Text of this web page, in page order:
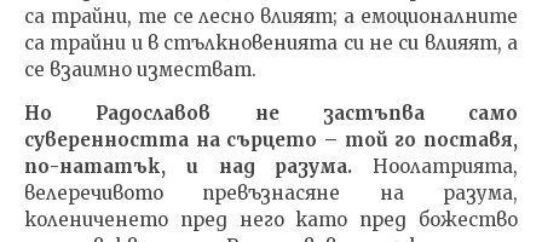
са трайни, те се лесно влияят; а емоционалните
са трайни и в стълкновенията си не си влияят, а
се взаимно изместват.
Но Радославов не застъпва само
суверенността на сърцето – той го поставя,
по-нататък, и над разума. Ноолатрията,
велеречивото превъзнасяне на разума,
колениченето пред него като пред божество